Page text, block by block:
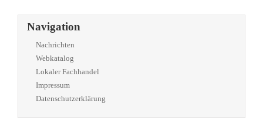
Navigation
Nachrichten
Webkatalog
Lokaler Fachhandel
Impressum
Datenschutzerklärung